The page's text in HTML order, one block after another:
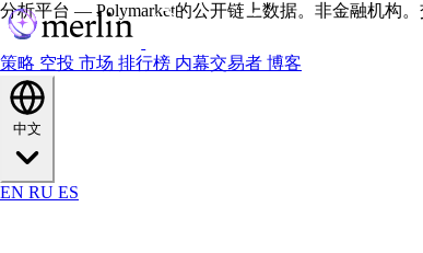
策略 空投 市场 排行榜 内幕交易者 博客
EN RU ES
分析平台 — Polymarket的公开链上数据。非金融机构。